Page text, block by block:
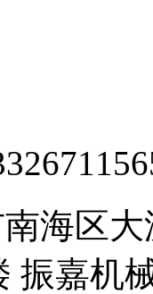
海区
振嘉机